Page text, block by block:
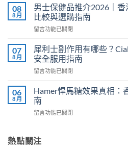
評
價：
港
家
真
服
心
得
與
買
建
久
液
香
港
度
買？
2026
年
用
延
噴
購
08
8 月
男士保健品推介2026｜
比較與選購指南
在
士
保
健
品
介
2026
｜
香
款
留言功能已關閉
07
8 月
犀利士副作用有哪些？
安全服用指南
在
利
士
副
作
哪
留言功能已關閉
06
8 月
Hamer悍馬糖效果真相：
南
在
馬
糖
留言功能已關閉
熱點關注